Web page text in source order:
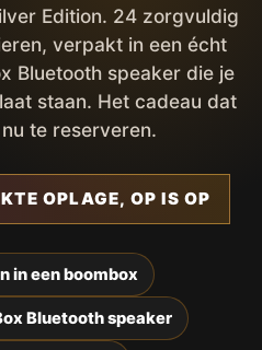
Edition. 24 zorgvuldig
verpakt in een écht
Bluetooth speaker die je
staan. Het cadeau dat
te reserveren.
OPLAGE, OP IS OP
in een boombox
Bluetooth speaker